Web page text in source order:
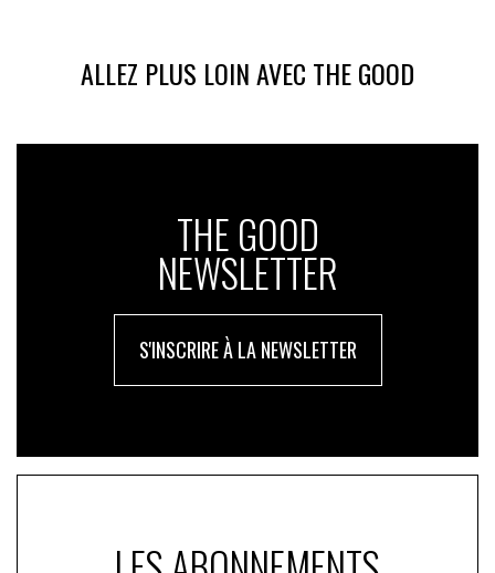
ALLEZ PLUS LOIN AVEC THE GOOD
THE GOOD
NEWSLETTER
S'INSCRIRE À LA NEWSLETTER